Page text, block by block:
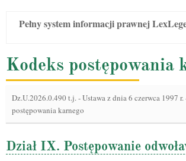
Pełny system informacji prawnej
Kodeks postępowania
Dz.U.2026.0.490 t.j.-Ustawa z dnia 6 czerwca 1997
postępowania karnego
Dział IX. Postępowanie